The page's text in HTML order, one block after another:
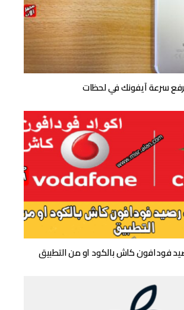
فودافون كاش بالكود او من التطبيق